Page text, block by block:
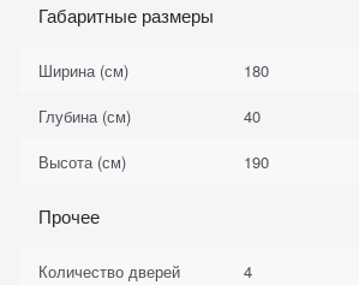
Габаритные размеры
Ширина (см)
180
Глубина (см)
40
Высота (см)
190
Прочее
Количество дверей
4